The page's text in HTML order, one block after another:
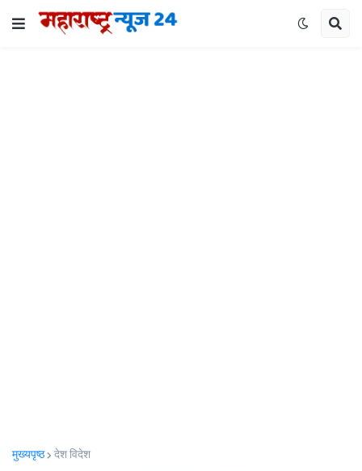
मुख्यपृष्ठ देश विदेश